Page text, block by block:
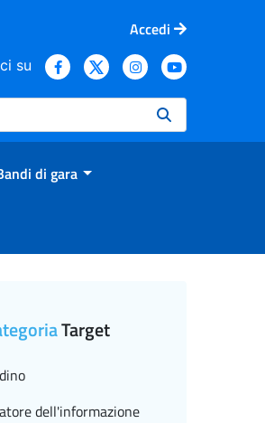
Accedi
su
di gara
Target
dell'informazione